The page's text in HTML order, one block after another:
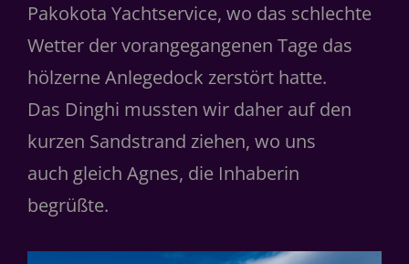
Pakokota Yachtservice, wo das schlechte
Wetter der vorangegangenen Tage das
hölzerne Anlegedock zerstört hatte.
Das Dinghi mussten wir daher auf den
kurzen Sandstrand ziehen, wo uns
auch gleich Agnes, die Inhaberin
begrüßte.